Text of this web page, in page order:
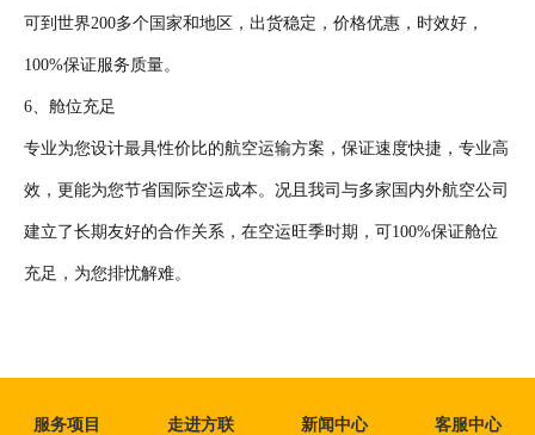
可到世界200多个国家和地区，出货稳定，价格优惠，时效好，
100%保证服务质量。
6、舱位充足
专业为您设计最具性价比的航空运输方案，保证速度快捷，专业高
效，更能为您节省国际空运成本。况且我司与多家国内外航空公司
建立了长期友好的合作关系，在空运旺季时期，可100%保证舱位
充足，为您排忧解难。
服务项目 走进方联 新闻中心 客服中心